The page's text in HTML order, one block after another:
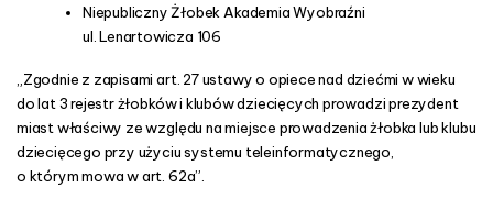
Niepubliczny Żłobek Akademia Wyobraźni
ul. Lenartowicza 106
„Zgodnie z zapisami art. 27 ustawy o opiece nad dziećmi w wieku
do lat 3 rejestr żłobków i klubów dziecięcych prowadzi prezydent
miast właściwy ze względu na miejsce prowadzenia żłobka lub klubu
dziecięcego przy użyciu systemu teleinformatycznego,
o którym mowa w art. 62a”.